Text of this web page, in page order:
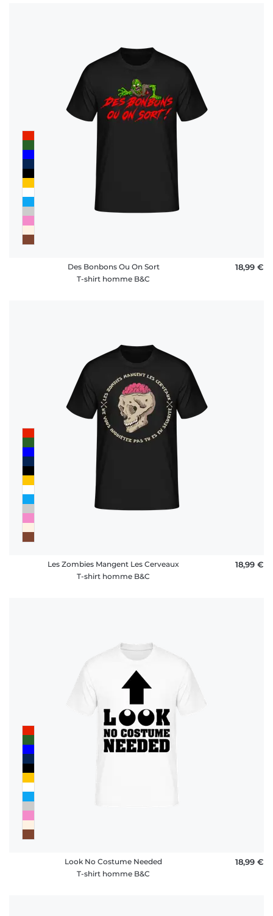
Des Bonbons Ou On Sort
T-shirt homme B&C
18,99 €
Les Zombies Mangent Les Cerveaux
T-shirt homme B&C
18,99 €
Look No Costume Needed
T-shirt homme B&C
18,99 €